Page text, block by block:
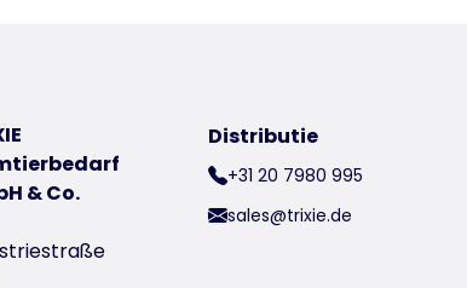
& Co.
Distributie
+31 20 7980 995
sales@trixie.de